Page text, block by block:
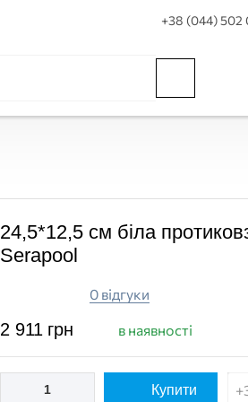
+38 (044) 502
24,5*12,5 см біла
Serapool
0 відгуки
2 911 грн в наявності
Купити